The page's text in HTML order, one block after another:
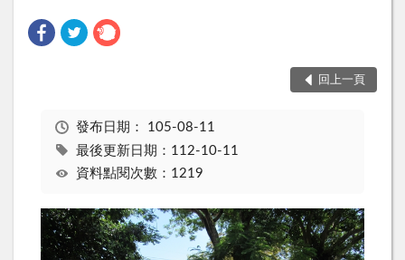
回上一頁
發布日期： 105-08-11
最後更新日期：112-10-11
資料點閱次數：1219